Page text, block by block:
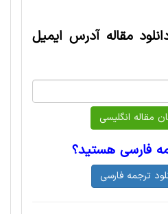
مقاله آدرس ایمیل
فارسی هستید؟